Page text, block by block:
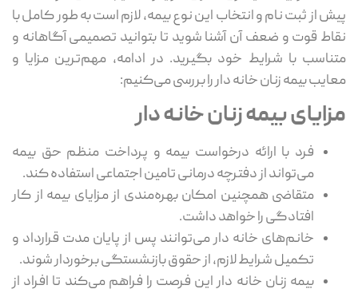
پیش از ثبت ‌نام و انتخاب این نوع بیمه، لازم است به ‌طور کامل با
نقاط قوت و ضعف آن آشنا شوید تا بتوانید تصمیمی آگاهانه و
متناسب با شرایط خود بگیرید. در ادامه، مهم‌ترین مزایا و
معایب بیمه زنان خانه ‌دار را بررسی می‌کنیم:
مزایای بیمه زنان خانه دار
فرد با ارائه درخواست بیمه و پرداخت منظم حق بیمه
می‌تواند از دفترچه درمانی تامین اجتماعی استفاده کند.
متقاضی همچنین امکان بهره‌مندی از مزایای بیمه از کار
افتادگی را خواهد داشت.
خانم‌های خانه دار می‌توانند پس از پایان مدت قرارداد و
تکمیل شرایط لازم، از حقوق بازنشستگی برخوردار شوند.
بیمه زنان خانه دار این فرصت را فراهم می‌کند تا افراد از